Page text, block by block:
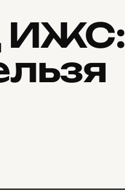
ИЖС: